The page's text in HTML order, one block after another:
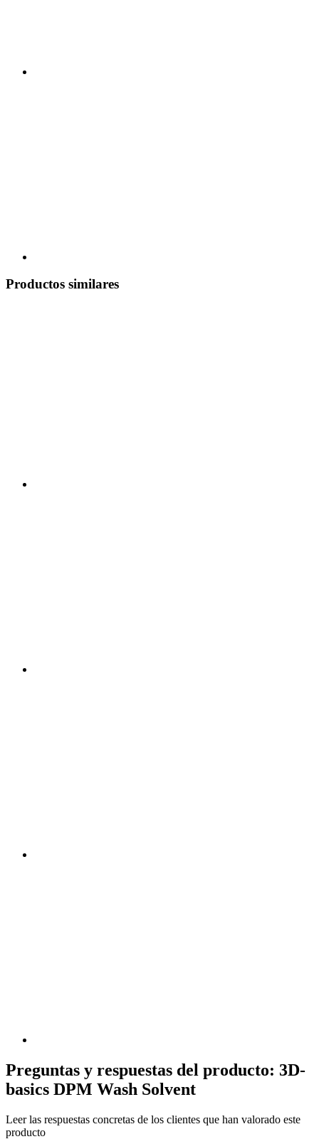
Productos similares
Preguntas y respuestas del producto: 3D-
basics DPM Wash Solvent
Leer las respuestas concretas de los clientes que han valorado este
producto